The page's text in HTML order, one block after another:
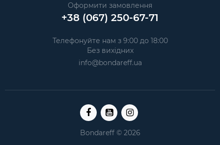
Оформити замовлення
+38 (067) 250-67-71
Телефонуйте нам з 9:00 до 18:00
Без вихідних
info@bondareff.ua
Bondareff © 2026